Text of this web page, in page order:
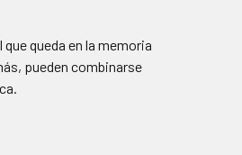
queda en la memoria
pueden combinarse